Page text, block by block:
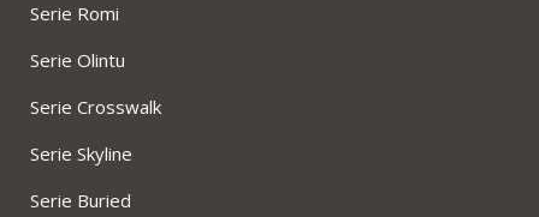
Serie Romi
Serie Olintu
Serie Crosswalk
Serie Skyline
Serie Buried